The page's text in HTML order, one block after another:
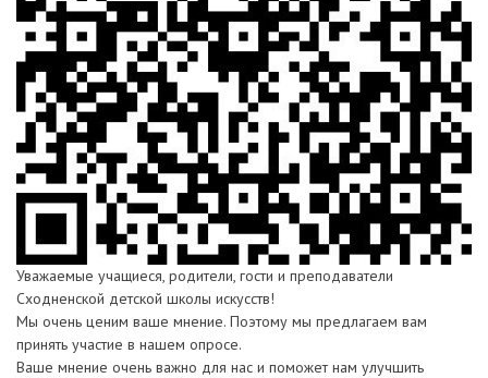
Уважаемые учащиеся, родители, гости и преподаватели
Сходненской детской школы искусств!
Мы очень ценим ваше мнение. Поэтому мы предлагаем вам
принять участие в нашем опросе.
Ваше мнение очень важно для нас и поможет нам улучшить